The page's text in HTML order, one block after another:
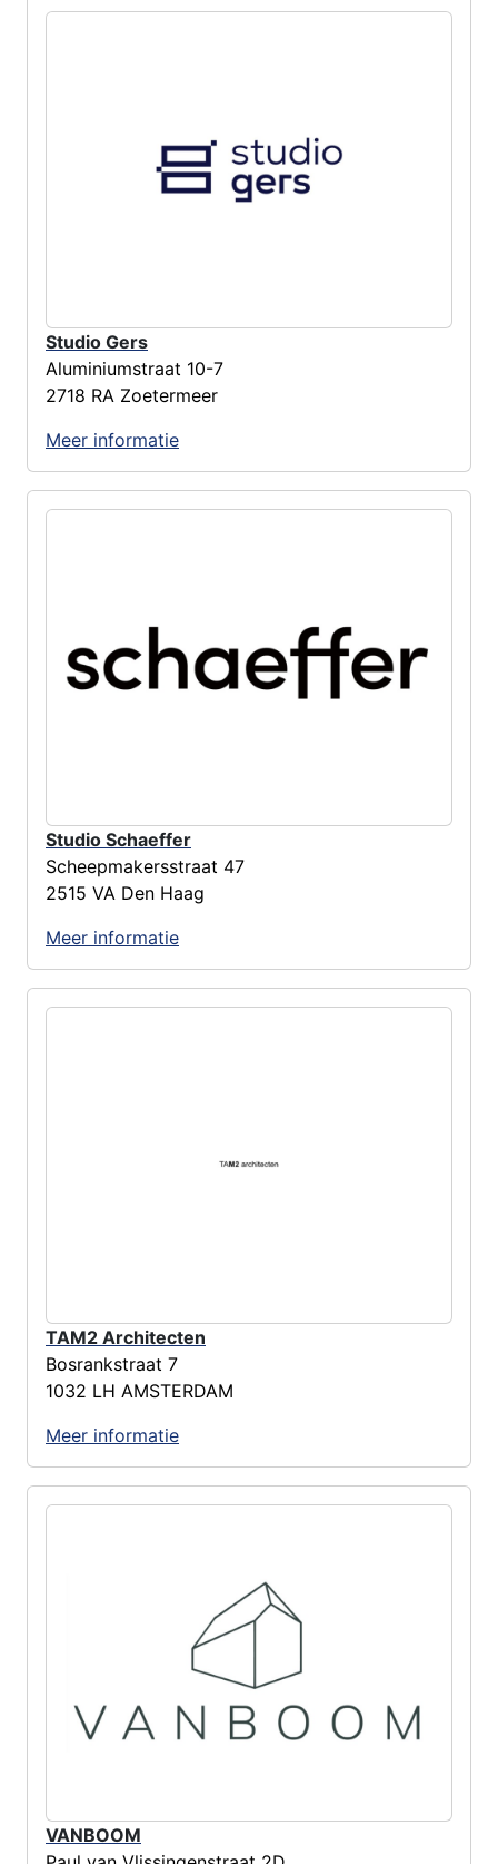
Studio Gers
Aluminiumstraat 10-7
2718 RA Zoetermeer
Meer informatie
Studio Schaeffer
Scheepmakersstraat 47
2515 VA Den Haag
Meer informatie
TAM2 Architecten
Bosrankstraat 7
1032 LH AMSTERDAM
Meer informatie
VANBOOM